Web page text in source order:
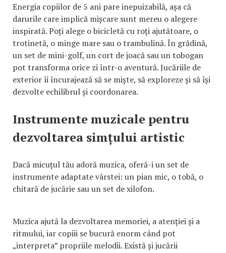
Energia copiilor de 5 ani pare inepuizabilă, așa că
darurile care implică mișcare sunt mereu o alegere
inspirată. Poți alege o bicicletă cu roți ajutătoare, o
trotinetă, o minge mare sau o trambulină. În grădină,
un set de mini-golf, un cort de joacă sau un tobogan
pot transforma orice zi într-o aventură. Jucăriile de
exterior îi încurajează să se miște, să exploreze și să își
dezvolte echilibrul și coordonarea.
Instrumente muzicale pentru
dezvoltarea simțului artistic
Dacă micuțul tău adoră muzica, oferă-i un set de
instrumente adaptate vârstei: un pian mic, o tobă, o
chitară de jucărie sau un set de xilofon.
Muzica ajută la dezvoltarea memoriei, a atenției și a
ritmului, iar copiii se bucură enorm când pot
„interpreta” propriile melodii. Există și jucării